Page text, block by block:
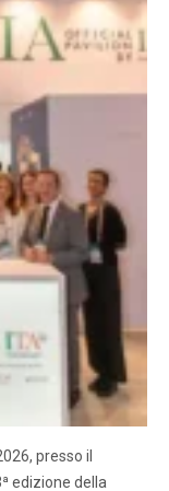
presso il
edizione della